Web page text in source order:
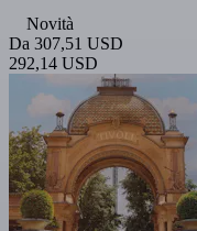
Novità
Da 307,51 USD
292,14 USD